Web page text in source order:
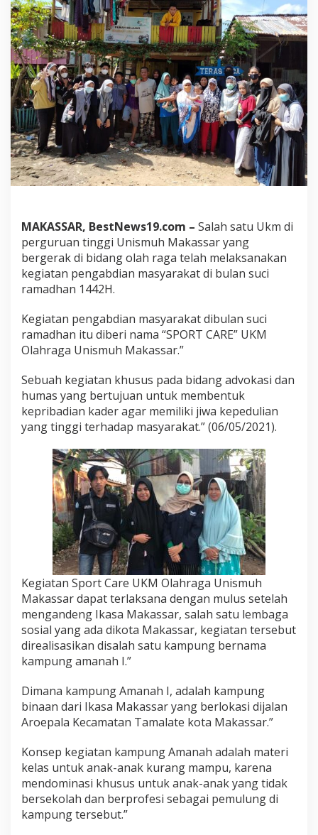
a
r
e
,
U
K
M
O
l
a
h
r
a
g
a
i
m
u
h
M
k
a
s
s
r
G
a
n
d
n
g
O
r
g
n
i
s
a
s
i
S
o
s
i
a
MAKASSAR, BestNews19.com – Salah satu Ukm di
perguruan tinggi Unismuh Makassar yang
bergerak di bidang olah raga telah melaksanakan
kegiatan pengabdian masyarakat di bulan suci
ramadhan 1442H.
Kegiatan pengabdian masyarakat dibulan suci
ramadhan itu diberi nama “SPORT CARE” UKM
Olahraga Unismuh Makassar.”
Sebuah kegiatan khusus pada bidang advokasi dan
humas yang bertujuan untuk membentuk
kepribadian kader agar memiliki jiwa kepedulian
yang tinggi terhadap masyarakat.” (06/05/2021).
Kegiatan Sport Care UKM Olahraga Unismuh
Makassar dapat terlaksana dengan mulus setelah
mengandeng Ikasa Makassar, salah satu lembaga
sosial yang ada dikota Makassar, kegiatan tersebut
direalisasikan disalah satu kampung bernama
kampung amanah I.”
Dimana kampung Amanah I, adalah kampung
binaan dari Ikasa Makassar yang berlokasi dijalan
Aroepala Kecamatan Tamalate kota Makassar.”
Konsep kegiatan kampung Amanah adalah materi
kelas untuk anak-anak kurang mampu, karena
mendominasi khusus untuk anak-anak yang tidak
bersekolah dan berprofesi sebagai pemulung di
kampung tersebut.”